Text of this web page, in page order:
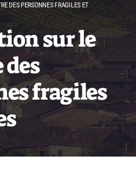
DES PERSONNES FRAGILES ET
sur le
fragiles